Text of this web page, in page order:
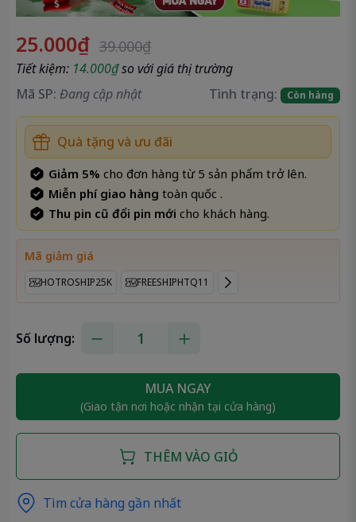
25.000₫ 39.000₫
Tiết kiệm: 14.000₫so với giá thị trường
Mã SP: Đang cập nhật Tình trạng: Còn hàng
Quà tặng và ưu đãi
Giảm 5% cho đơn hàng từ 5 sản phẩm trở lên.
Miễn phí giao hàng toàn quốc .
Thu pin cũ đổi pin mới cho khách hàng.
Mã giảm giá
HOTROSHIP25K FREESHIPHTQ11
Số lượng:
MUA NGAY
(Giao tận nơi hoặc nhận tại cửa hàng)
THÊM VÀO GIỎ
Tìm cửa hàng gần nhất